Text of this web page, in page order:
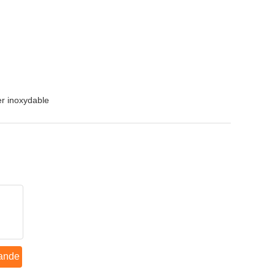
inoxydable